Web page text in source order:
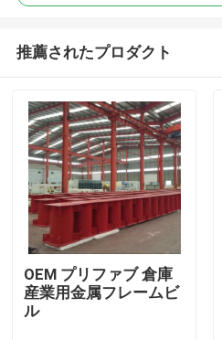
推薦されたプロダクト
OEM プリファブ 倉庫
産業用金属フレームビ
ル